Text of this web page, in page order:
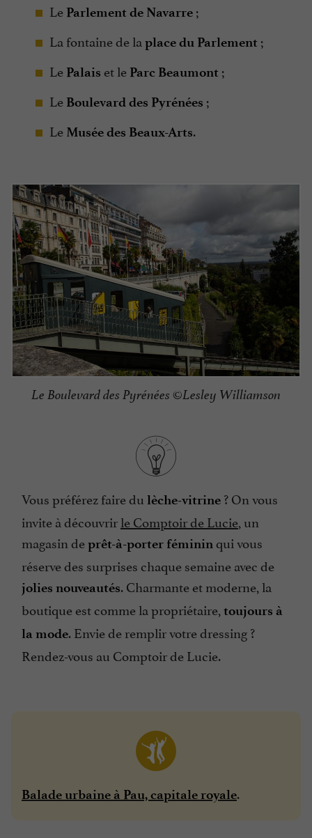
Le Parlement de Navarre ;
La fontaine de la place du Parlement ;
Le Palais et le Parc Beaumont ;
Le Boulevard des Pyrénées ;
Le Musée des Beaux-Arts.
Le Boulevard des Pyrénées ©Lesley Williamson
Vous préférez faire du lèche-vitrine ? On vous
invite à découvrirle Comptoir de Lucie, un
magasin deprêt-à-porter fémininqui vous
réserve des surprises chaque semaine avec de
jolies nouveautés. Charmante et moderne, la
boutique est comme la propriétaire, toujours à
la mode. Envie de remplir votre dressing ?
Rendez-vous au Comptoir de Lucie.
Balade urbaine à Pau, capitale royale.